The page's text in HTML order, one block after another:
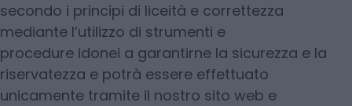
secondo i principi di liceità e correttezza
mediante l’utilizzo di strumenti e
procedure idonei a garantirne la sicurezza e la
riservatezza e potrà essere effettuato
unicamente tramite il nostro sito web e